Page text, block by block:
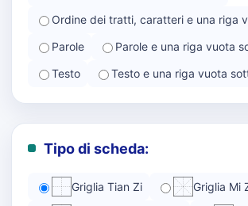
Ordine dei tratti, caratteri e una riga
Parole
Parole e una riga vuota
Testo
Testo e una riga vuota
Tipo di scheda:
Griglia Tian Zi Griglia Mi